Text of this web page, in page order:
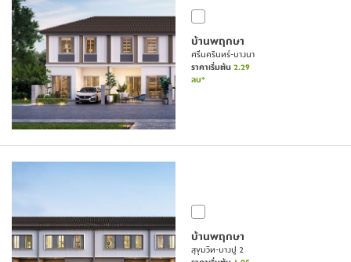
บ้านพฤกษา
ศรีนครินทร์-บางนา
ราคาเริ่มต้น 2.29
ลบ*
บ้านพฤกษา
สุขุมวิท-บางปู 2